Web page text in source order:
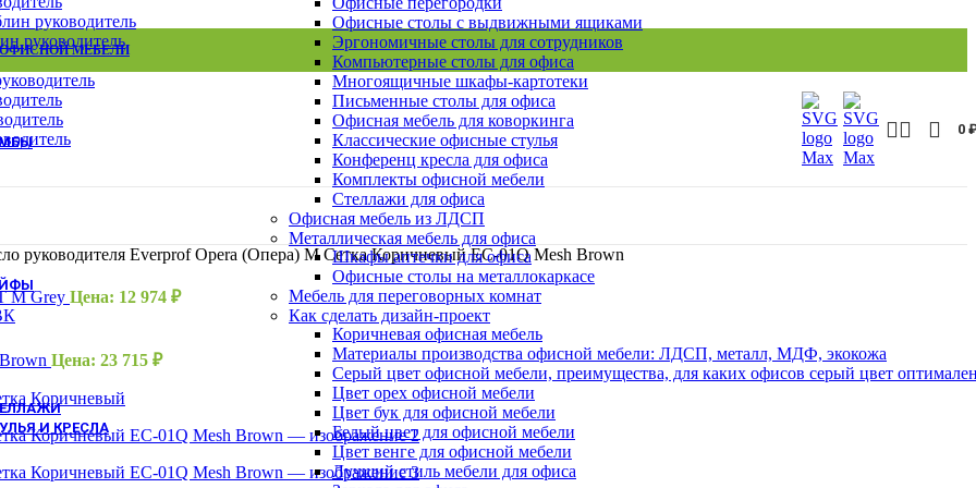
МЕБЕЛИ
Офисные столы с выдвижными ящиками
Эргономичные столы для сотрудников
Компьютерные столы для офиса
Многоящичные шкафы-картотеки
Письменные столы для офиса
Офисная мебель для коворкинга
Классические офисные стулья
Конференц кресла для офиса
Комплекты офисной мебели
Стеллажи для офиса
Офисная мебель из ЛДСП
Металлическая мебель для офиса
Шкафы аптечки для офиса
Офисные столы на металлокаркасе
Мебель для переговорных комнат
Как сделать дизайн-проект
Коричневая офисная мебель
Материалы производства офисной мебели: ЛДСП, металл, МДФ, экокожа
Серый цвет офисной мебели, преимущества, для каких офисов серый цвет
Цвет орех офисной мебели
Цвет бук для офисной мебели
Белый цвет для офисной мебели
Цвет венге для офисной мебели
Лучший стиль мебели для офиса
руководитель
руководитель
0
Шкафы Эталон
Шкафы для сумок
Архивные шкафы
Бухгалтерские шкафы
Картотечные шкафы
Шкафы для раздевалок
Смотреть все шкафы
Тумбы монолит персонал
Смотреть все тумбыВСЕ ТУМБЫ
Взломостойкие сейфы
Мебельные сейфы
И КРЕСЛА
Кресла руководителя
руководителя Everprof Opera (Опера) M Сетка Коричневый EC-01Q Mesh Brown
M Grey Цена: 12 974 ₽
Цена: 23 715 ₽